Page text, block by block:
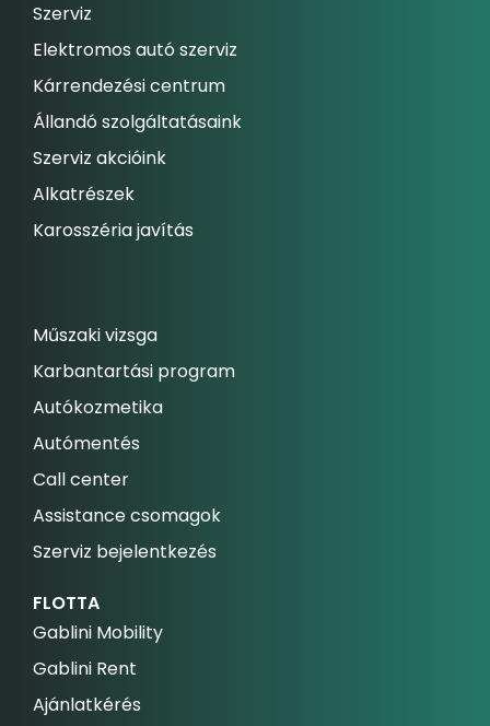
Szerviz
Elektromos autó szerviz
Kárrendezési centrum
Állandó szolgáltatásaink
Szerviz akcióink
Alkatrészek
Karosszéria javítás
Műszaki vizsga
Karbantartási program
Autókozmetika
Autómentés
Call center
Assistance csomagok
Szerviz bejelentkezés
FLOTTA
Gablini Mobility
Gablini Rent
Ajánlatkérés